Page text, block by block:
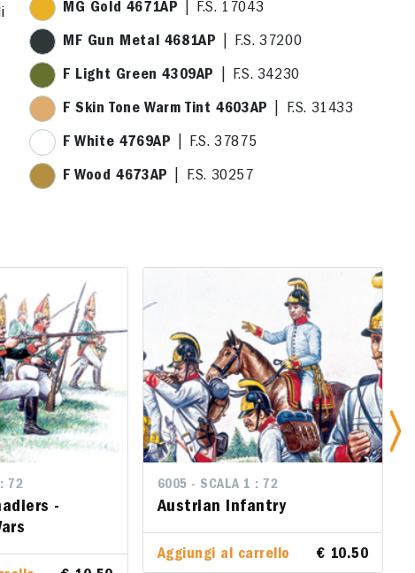
MG Gold 4671AP | F.S. 17043
MF Gun Metal 4681AP | F.S. 37200
F Light Green 4309AP | F.S. 34230
F Skin Tone Warm Tint 4603AP | F.S. 31433
F White 4769AP | F.S. 37875
F Wood 4673AP | F.S. 30257
72
-
6005 - SCALA 1 : 72
Austrian Infantry
Aggiungi al carrello € 10.50
-
6005 - SCALA 1 : 72
Austrian Infantry
Aggiungi al carrello € 10.50